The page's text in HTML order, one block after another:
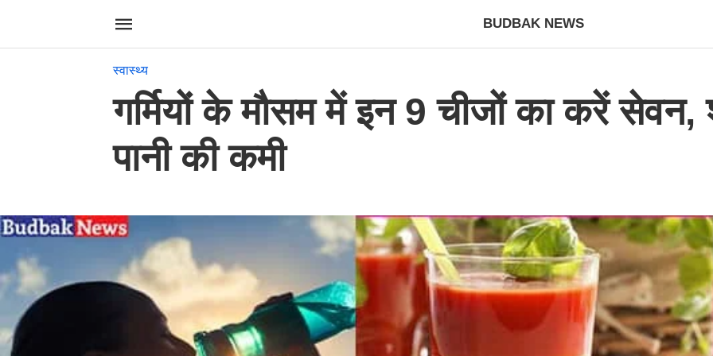
BUDBAK NEWS
स्वास्थ्य
गर्मियों के मौसम में इन 9 चीजों का करें सेवन,
पानी की कमी